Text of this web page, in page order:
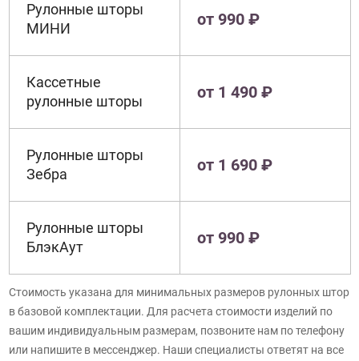
Рулонные шторы
МИНИ
от 990 ₽
Кассетные
рулонные шторы
от 1 490 ₽
Рулонные шторы
Зебра
от 1 690 ₽
Рулонные шторы
БлэкАут
от 990 ₽
Стоимость указана для минимальных размеров рулонных штор
в базовой комплектации. Для расчета стоимости изделий по
вашим индивидуальным размерам, позвоните нам по телефону
или напишите в мессенджер. Наши специалисты ответят на все